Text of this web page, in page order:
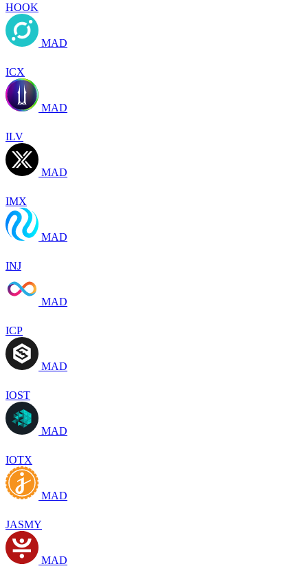
HOOK
MAD
ICX
MAD
ILV
MAD
IMX
MAD
INJ
MAD
ICP
MAD
IOST
MAD
IOTX
MAD
JASMY
MAD